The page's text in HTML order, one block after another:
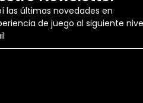
las últimas novedades en
de juego al siguiente